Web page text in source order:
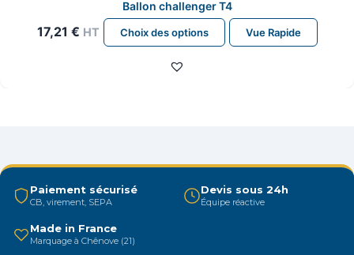
Ballon challenger T4
17,21 € HT Choix des options
Ce
produit
peuvent
être
choisies
Vue Rapide
Paiement sécurisé
CB, virement, SEPA
Devis sous 24h
Équipe réactive
Made in France
Marquage à Chênove (21)